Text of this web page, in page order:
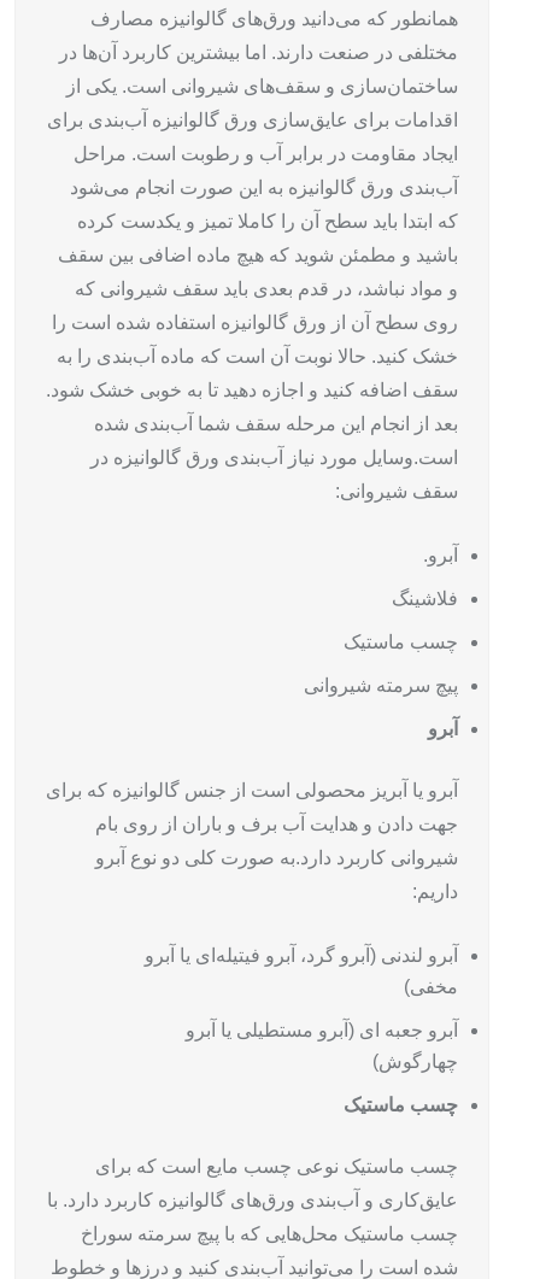
همانطور که می‌دانید ورق‌های گالوانیزه مصارف
مختلفی در صنعت دارند. اما بیشترین کاربرد آن‌ها در
ساختمان‌سازی و سقف‌های شیروانی است. یکی از
اقدامات برای عایق‌سازی ورق گالوانیزه آب‌بندی برای
ایجاد مقاومت در برابر آب و رطوبت است. مراحل
آب‌بندی ورق گالوانیزه به این صورت انجام می‌شود
که ابتدا باید سطح آن را کاملا تمیز و یکدست کرده
باشید و مطمئن شوید که هیچ ماده اضافی بین سقف
و مواد نباشد، در قدم بعدی باید سقف شیروانی که
روی سطح آن از ورق گالوانیزه استفاده شده است را
خشک کنید. حالا نوبت آن است که ماده آب‌بندی را به
سقف اضافه کنید و اجازه دهید تا به خوبی خشک شود.
بعد از انجام این مرحله سقف شما آب‌بندی شده
است.وسایل مورد نیاز آب‌بندی ورق گالوانیزه در
سقف شیروانی:
آبرو.
فلاشینگ
چسب ماستیک
پیچ سرمته شیروانی
آبرو
آبرو یا آبریز محصولی است از جنس گالوانیزه که برای
جهت دادن و هدایت آب برف و باران از روی بام
شیروانی کاربرد دارد.به صورت کلی دو نوع آبرو
داریم:
آبرو لندنی (آبرو گرد، آبرو فیتیله‌ای یا آبرو
مخفی)
آبرو جعبه ای (آبرو مستطیلی یا آبرو
چهارگوش)
چسب ماستیک
چسب ماستیک نوعی چسب مایع است که برای
عایق‌کاری و آب‌بندی ورق‌های گالوانیزه کاربرد دارد. با
چسب ماستیک محل‌هایی که با پیچ سرمته سوراخ
شده است را می‌توانید آب‌بندی کنید و درزها و خطوط